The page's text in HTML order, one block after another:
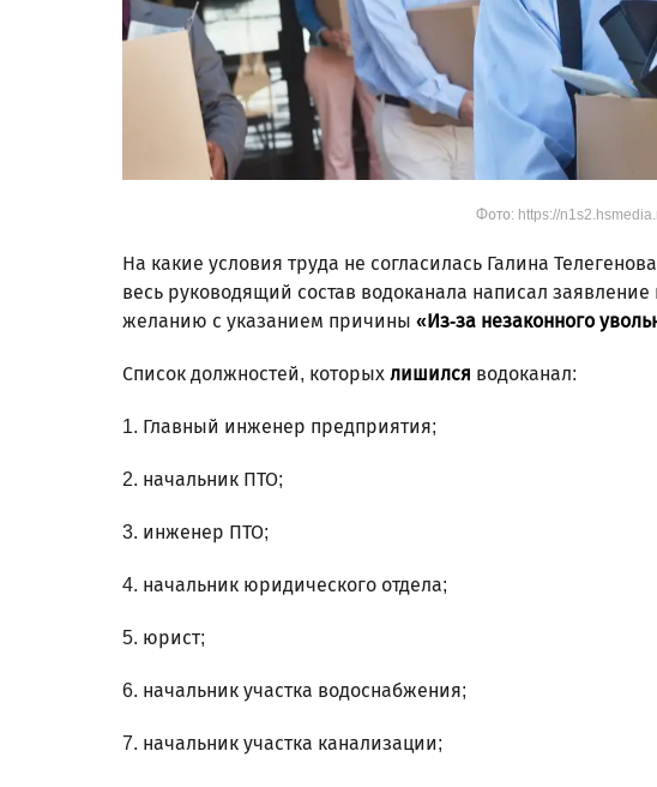
Фото: https://
На какие условия труда не согласилась Галина
весь руководящий состав водоканала написал
желанию с указанием причины «Из-за незаконного
Список должностей, которых лишился водоканал:
1. Главный инженер предприятия;
2. начальник ПТО;
3. инженер ПТО;
4. начальник юридического отдела;
5. юрист;
6. начальник участка водоснабжения;
7. начальник участка канализации;